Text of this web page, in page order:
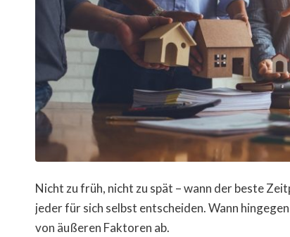
Nicht zu früh, nicht zu spät – wann der beste
jeder für sich selbst entscheiden. Wann
von äußeren Faktoren ab.